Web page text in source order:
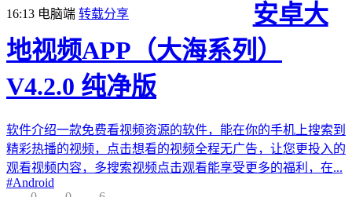
16:13 电脑端 转载分享
安卓大
地视频APP（大海系列）
V4.2.0 纯净版
软件介绍一款免费看视频资源的软件，能在你的手机上搜索到
精彩热播的视频，点击想看的视频全程无广告，让您更投入的
观看视频内容，多搜索视频点击观看能享受更多的福利，在...
#Android